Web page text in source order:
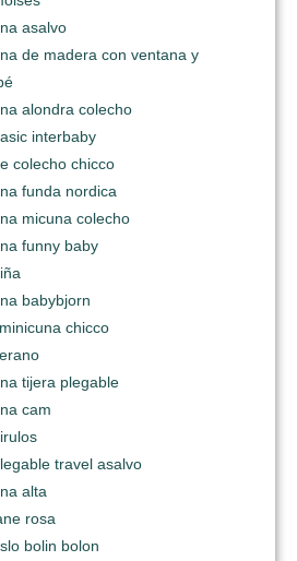
asalvo
de madera con ventana y
alondra colecho
interbaby
colecho chicco
funda nordica
micuna colecho
funny baby
babybjorn
chicco
tijera plegable
cam
travel asalvo
alta
rosa
bolin bolon